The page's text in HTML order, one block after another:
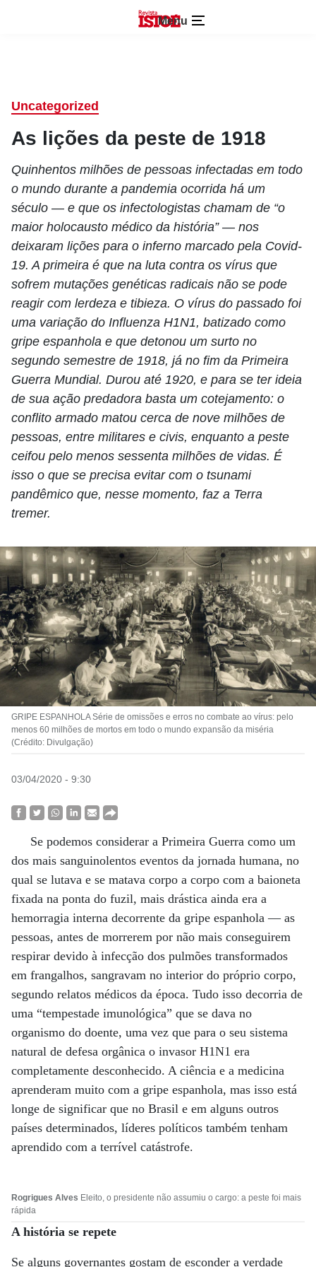
Menu
Uncategorized
As lições da peste de 1918
Quinhentos milhões de pessoas infectadas em todo
o mundo durante a pandemia ocorrida há um
século — e que os infectologistas chamam de “o
maior holocausto médico da história” — nos
deixaram lições para o inferno marcado pela Covid-
19. A primeira é que na luta contra os vírus que
sofrem mutações genéticas radicais não se pode
reagir com lerdeza e tibieza. O vírus do passado foi
uma variação do Influenza H1N1, batizado como
gripe espanhola e que detonou um surto no
segundo semestre de 1918, já no fim da Primeira
Guerra Mundial. Durou até 1920, e para se ter ideia
de sua ação predadora basta um cotejamento: o
conflito armado matou cerca de nove milhões de
pessoas, entre militares e civis, enquanto a peste
ceifou pelo menos sessenta milhões de vidas. É
isso o que se precisa evitar com o tsunami
pandêmico que, nesse momento, faz a Terra
tremer.
GRIPE ESPANHOLA Série de omissões e erros no combate ao vírus: pelo
menos 60 milhões de mortos em todo o mundo expansão da miséria
(Crédito: Divulgação)
03/04/2020 - 9:30
Se podemos considerar a Primeira Guerra como um
dos mais sanguinolentos eventos da jornada humana, no
qual se lutava e se matava corpo a corpo com a baioneta
fixada na ponta do fuzil, mais drástica ainda era a
hemorragia interna decorrente da gripe espanhola — as
pessoas, antes de morrerem por não mais conseguirem
respirar devido à infecção dos pulmões transformados
em frangalhos, sangravam no interior do próprio corpo,
segundo relatos médicos da época. Tudo isso decorria de
uma “tempestade imunológica” que se dava no
organismo do doente, uma vez que para o seu sistema
natural de defesa orgânica o invasor H1N1 era
completamente desconhecido. A ciência e a medicina
aprenderam muito com a gripe espanhola, mas isso está
longe de significar que no Brasil e em alguns outros
países determinados, líderes políticos também tenham
aprendido com a terrível catástrofe.
Rogrigues Alves Eleito, o presidente não assumiu o cargo: a peste foi mais
rápida
A história se repete
Se alguns governantes gostam de esconder a verdade